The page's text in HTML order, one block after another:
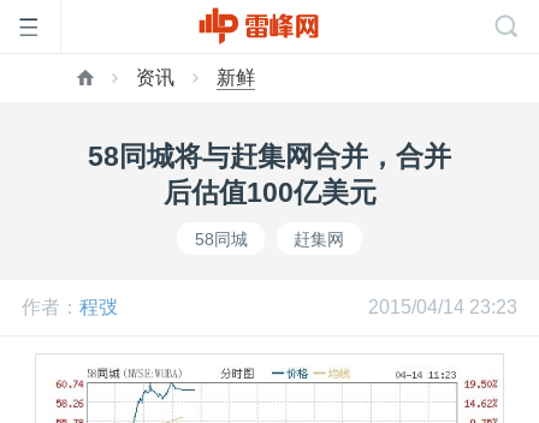
网
资讯 新鲜
58同城将与赶集网合并，合并
后估值100亿美元
58同城 赶集网
作者： 程弢 2015/04/14 23:23